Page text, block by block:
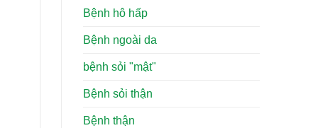
Bệnh hô hấp
Bệnh ngoài da
bệnh sỏi "mật"
Bệnh sỏi thận
Bệnh thận